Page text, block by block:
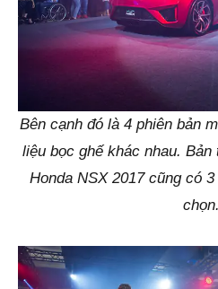
Bên cạnh đó là 4 phiên bản
liệu bọc ghế khác nhau.
Honda NSX 2017 cũng có
chọn.